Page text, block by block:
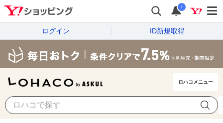
i
ログイン ID新規取得
ロハコメニュー